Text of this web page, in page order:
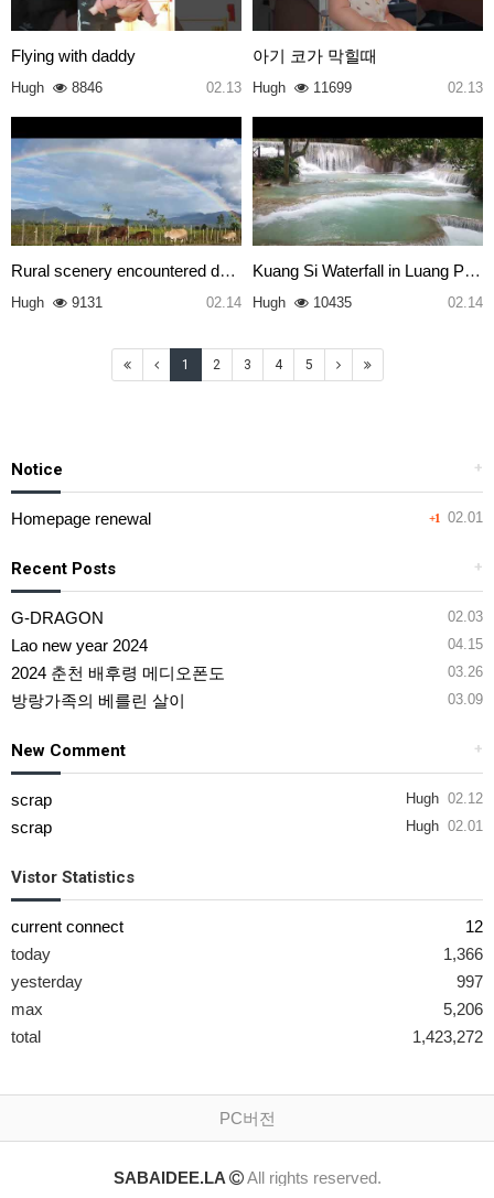
Flying with daddy
Hugh 8846 02.13
아기 코가 막힐때
Hugh 11699 02.13
Rural scenery encountered duri…
Hugh 9131 02.14
Kuang Si Waterfall in Luang Pr…
Hugh 10435 02.14
1 2 3 4 5
+
Notice
+1 02.01
Homepage renewal
+
Recent Posts
02.03
G-DRAGON
04.15
Lao new year 2024
03.26
2024 춘천 배후령 메디오폰도
03.09
방랑가족의 베를린 살이
+
New Comment
Hugh 02.12
scrap
Hugh 02.01
scrap
Vistor Statistics
current connect
12
today
1,366
yesterday
997
max
5,206
total
1,423,272
PC버전
SABAIDEE.LA All rights reserved.